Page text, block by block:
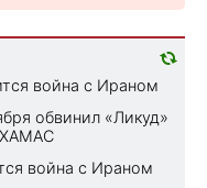
война с Ираном
обвинил «Ликуд»
ХАМАС
война с Ираном